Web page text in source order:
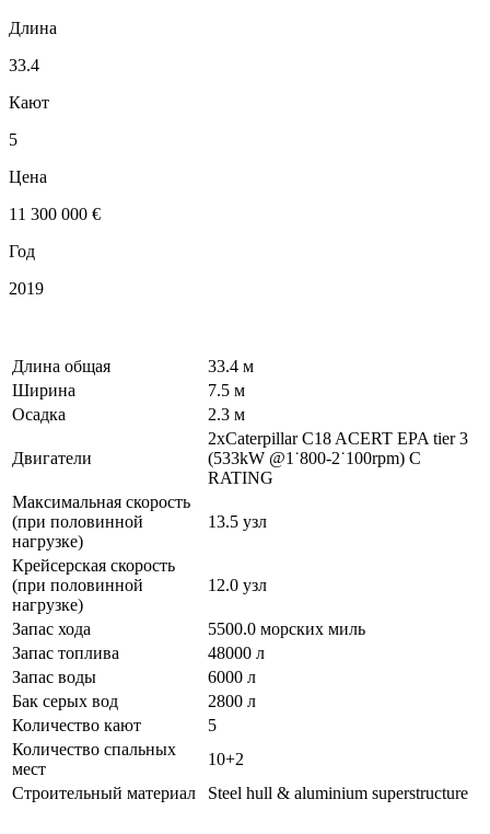
Длина
33.4
Кают
5
Цена
11 300 000 €
Год
2019
Длина общая
33.4 м
Ширина
7.5 м
Осадка
2.3 м
Двигатели
2xCaterpillar C18 ACERT EPA tier 3
(533kW @1˙800-2˙100rpm) C
RATING
Максимальная скорость
(при половинной
нагрузке)
13.5 узл
Крейсерская скорость
(при половинной
нагрузке)
12.0 узл
Запас хода
5500.0 морских миль
Запас топлива
48000 л
Запас воды
6000 л
Бак серых вод
2800 л
Количество кают
5
Количество спальных
мест
10+2
Строительный материал
Steel hull & aluminium superstructure